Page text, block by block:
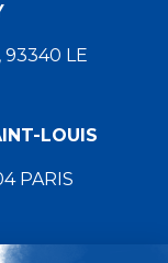
93340 LE
LOUIS
PARIS